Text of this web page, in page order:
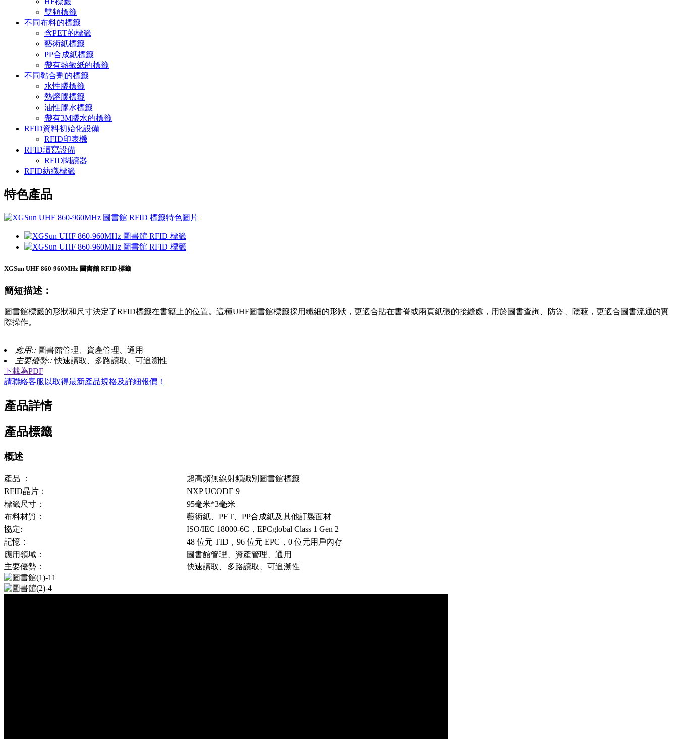
雙頻標籤
不同布料的標籤
含PET的標籤
藝術紙標籤
PP合成紙標籤
帶有熱敏紙的標籤
不同黏合劑的標籤
水性膠標籤
熱熔膠標籤
油性膠水標籤
帶有3M膠水的標籤
RFID資料初始化設備
RFID印表機
RFID讀寫設備
RFID閱讀器
RFID紡織標籤
特色產品
XGSun UHF 860-960MHz 圖書館 RFID 標籤
簡短描述：
圖書館標籤的形狀和尺寸決定了RFID標籤在書籍上的位置。這種UHF圖書館標籤採用纖細的形狀，更適合貼在書脊或兩頁紙張的接縫處，用於圖書查詢、防盜、隱蔽，更適合圖書流通的實
際操作。
應用:: 圖書館管理、資產管理、通用
主要優勢::快速讀取、多路讀取、可追溯性
下載為PDF
請聯絡客服以取得最新產品規格及詳細報價！
產品詳情
產品標籤
概述
產品 ：
超高頻無線射頻識別圖書館標籤
RFID晶片：
NXP UCODE 9
標籤尺寸：
95毫米*3毫米
布料材質：
藝術紙、PET、PP合成紙及其他訂製面材
協定:
ISO/IEC 18000-6C，EPCglobal Class 1 Gen 2
記憶：
48 位元 TID，96 位元 EPC，0 位元用戶內存
應用領域：
圖書館管理、資產管理、通用
主要優勢：
快速讀取、多路讀取、可追溯性